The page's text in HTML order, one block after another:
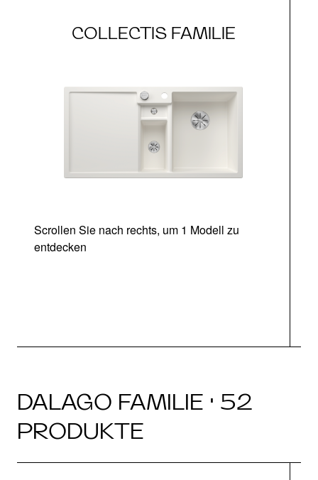
COLLECTIS FAMILIE
Scrollen Sie nach rechts, um 1 Modell zu
entdecken
DALAGO FAMILIE · 52
PRODUKTE